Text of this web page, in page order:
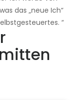
das „neue Ich“
“